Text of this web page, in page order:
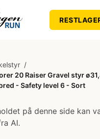
/
20 Raiser Gravel styr
- Safety level 6 - Sort
på denne side kan
AI.